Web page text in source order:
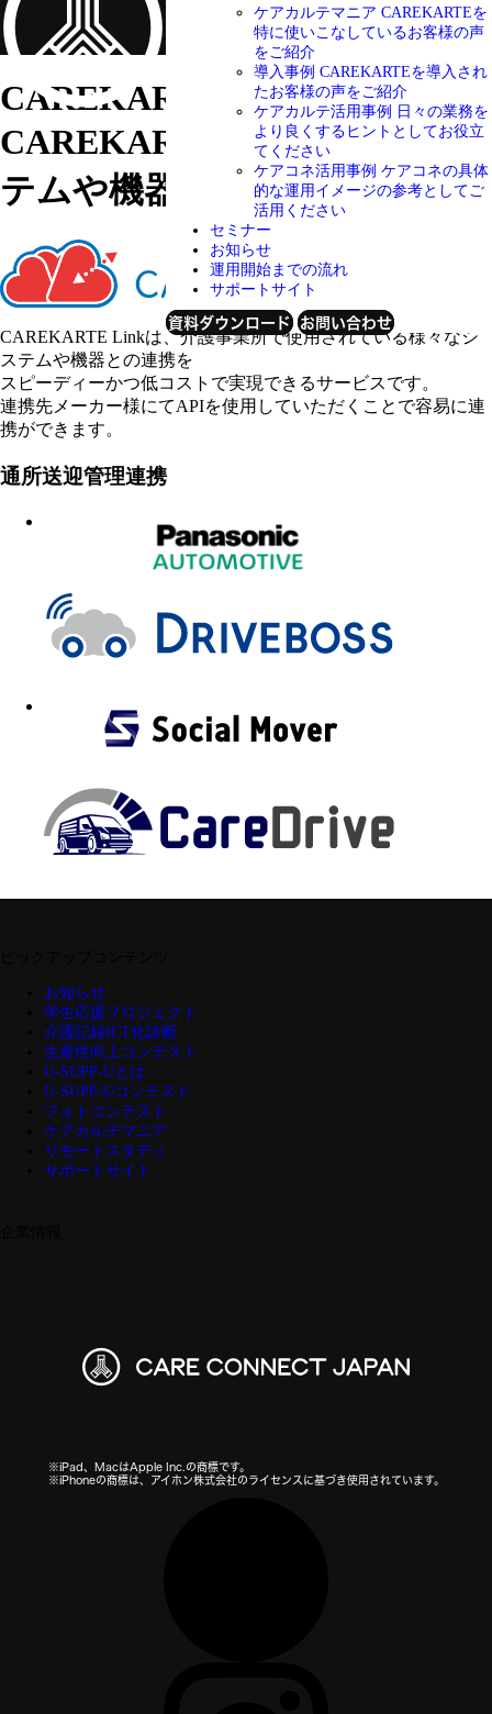
ケアカルテマニア CAREKARTEを
特に使いこなしているお客様の声
をご紹介
導入事例 CAREKARTEを導入され
たお客様の声をご紹介
ケアカルテ活用事例
日々の業務を
より良くするヒントとしてお役立
てください
ケアコネ活用事例 ケアコネの具体
的な運用イメージの参考としてご
活用ください
セミナー
お知らせ
運用開始までの流れ
サポートサイト
資料ダウンロード お問い合わせ
CAREKARTE Link
CAREKARTEとツナがるシス
テムや機器
CAREKARTE Linkは、介護事業所で使用されている様々なシ
ステムや機器との連携を
スピーディーかつ低コストで実現できるサービスです。
連携先メーカー様にてAPIを使用していただくことで容易に連
携ができます。
通所送迎管理連携
お知らせ
学生応援プロジェクト
介護記録ICT化診断
生産性向上コンテスト
U-SUPP-Uとは
U-SUPP-Uコンテスト
フォトコンテスト
ケアカルテマニア
リモートスタディ
サポートサイト
※iPad、MacはApple Inc.の商標です。
※iPhoneの商標は、アイホン株式会社のライセンスに基づき使用されています。